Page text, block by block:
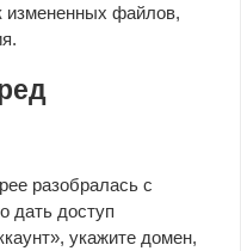
измененных файлов,
разобралась с
дать доступ
укажите домен,